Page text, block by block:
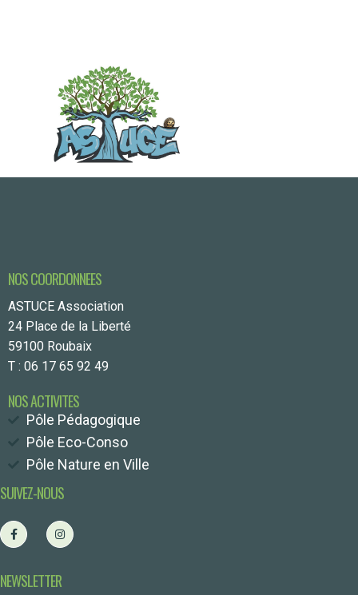
NOS COORDONNEES
ASTUCE Association
24 Place de la Liberté
59100 Roubaix
T : 06 17 65 92 49
NOS ACTIVITES
Pôle Pédagogique
Pôle Eco-Conso
Pôle Nature en Ville
SUIVEZ-NOUS
NEWSLETTER